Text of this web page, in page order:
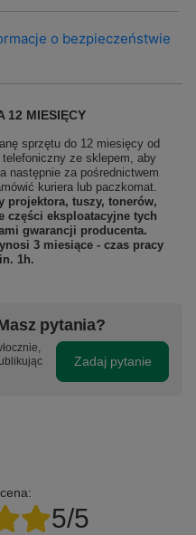
o bezpieczeństwie
12 MIESIĘCY
sprzętu do 12 miesięcy od
ze sklepem, aby
następnie za pośrednictwem
kuriera lub paczkomat.
projektora, tuszy, tonerów,
części eksploatacyjne tych
gwarancji producenta.
3 miesiące - czas pracy
1h.
pytania?
Zadaj pytanie
5/5